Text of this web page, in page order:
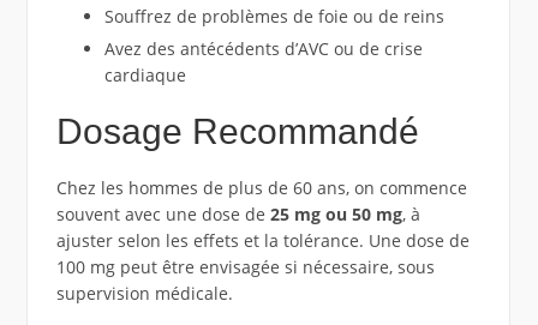
Souffrez de problèmes de foie ou de reins
Avez des antécédents d’AVC ou de crise
cardiaque
Dosage Recommandé
Chez les hommes de plus de 60 ans, on commence
souvent avec une dose de 25 mg ou 50 mg, à
ajuster selon les effets et la tolérance. Une dose de
100 mg peut être envisagée si nécessaire, sous
supervision médicale.